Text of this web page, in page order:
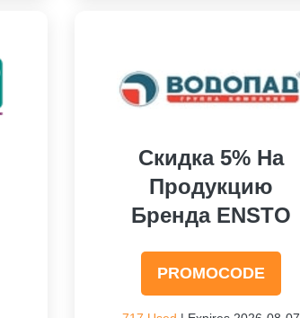
Скидка 5% На
Продукцию
Бренда ENSTO
PROMOCODE